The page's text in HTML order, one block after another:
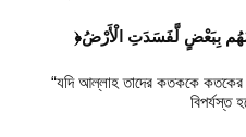
“যদি আল্লাহ তাদের কতককে কতকের
বিপর্যস্ত